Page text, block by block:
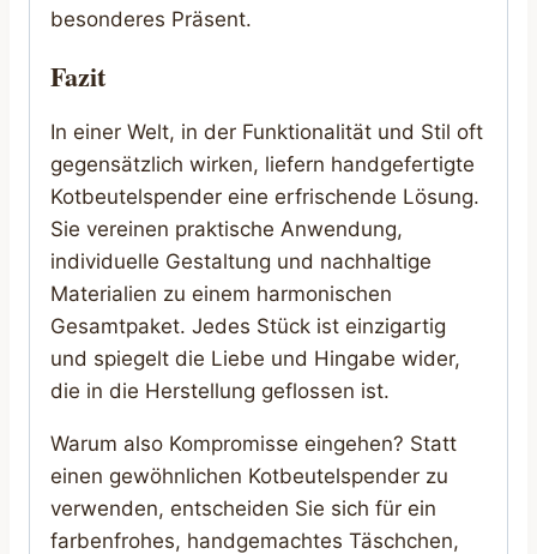
besonderes Präsent.
Fazit
In einer Welt, in der Funktionalität und Stil oft
gegensätzlich wirken, liefern handgefertigte
Kotbeutelspender eine erfrischende Lösung.
Sie vereinen praktische Anwendung,
individuelle Gestaltung und nachhaltige
Materialien zu einem harmonischen
Gesamtpaket. Jedes Stück ist einzigartig
und spiegelt die Liebe und Hingabe wider,
die in die Herstellung geflossen ist.
Warum also Kompromisse eingehen? Statt
einen gewöhnlichen Kotbeutelspender zu
verwenden, entscheiden Sie sich für ein
farbenfrohes, handgemachtes Täschchen,